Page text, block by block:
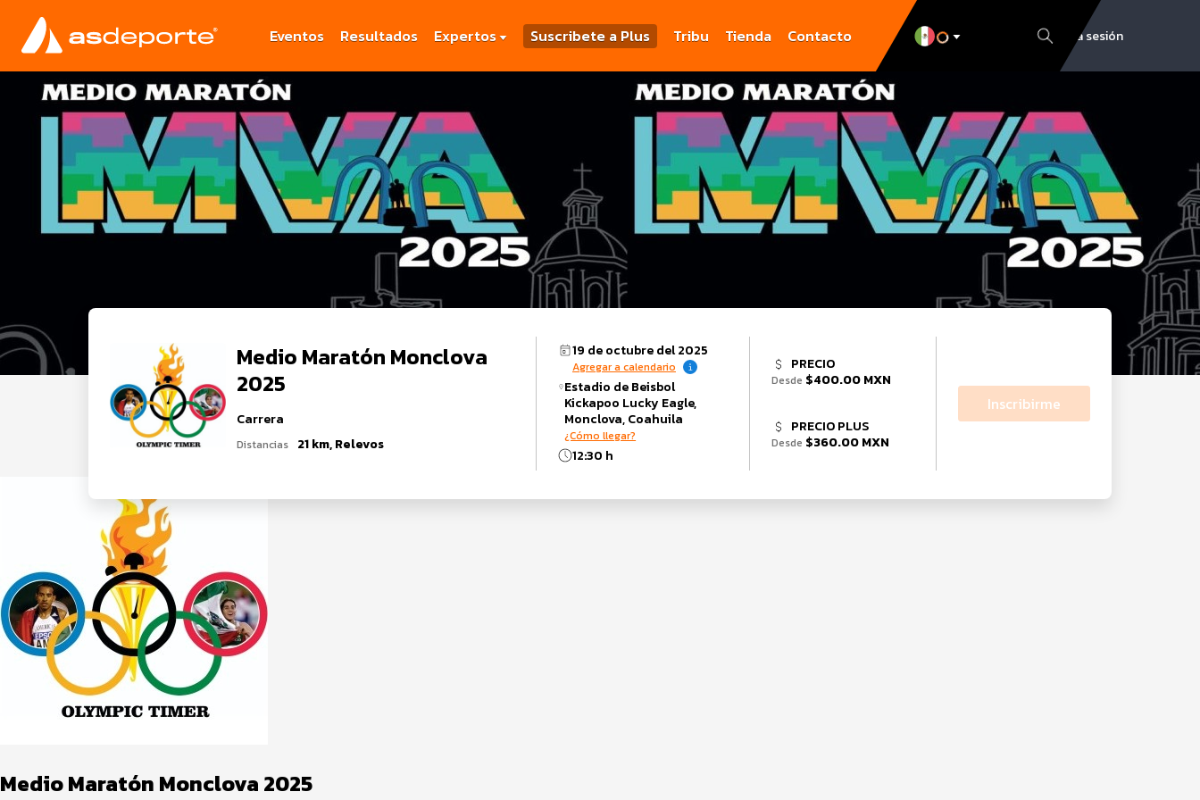
Eventos Resultados Expertos Suscribete a Plus Tribu Tienda Contacto Inicia sesión
Medio Maratón Monclova
2025
Carrera
Distancias 21 km, Relevos
19 de octubre del 2025
Agregar a calendario
Estadio de Beisbol
Kickapoo Lucky Eagle,
Monclova, Coahuila
¿Cómo llegar?
12:30 h
PRECIO
Desde $400.00 MXN
PRECIO PLUS
Desde $360.00 MXN
Inscribirme
Medio Maratón Monclova 2025